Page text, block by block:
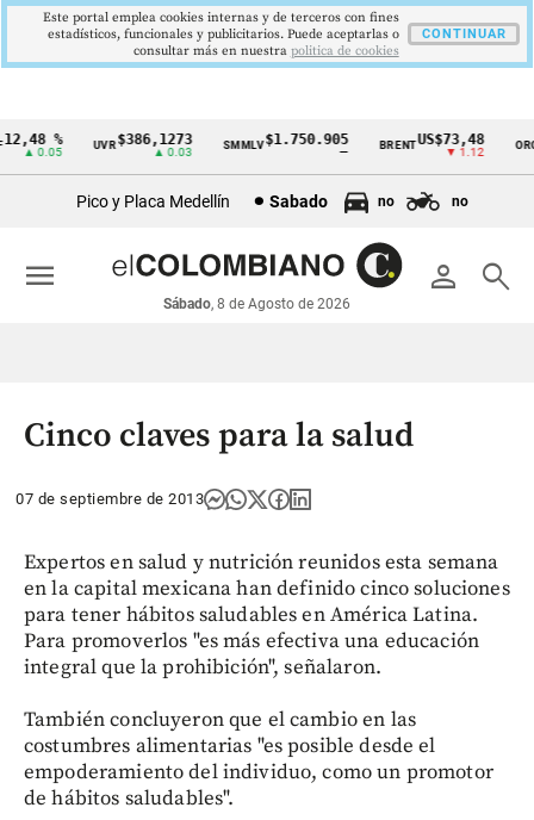
Cintillo
económicos
Colombia
%
▲ 0.05
UVR$386,1273
▲ 0.03
SMMLV$1.750.905 BRENTUS$73,48
▼ 1.12
ORO
Pico y Placa Medellín Sabado no no
person search
Sábado, 8 de Agosto de 2026
menu
Cinco claves para la salud
07 de septiembre de 2013
Expertos en salud y nutrición reunidos esta semana
en la capital mexicana han definido cinco soluciones
para tener hábitos saludables en América Latina.
Para promoverlos "es más efectiva una educación
integral que la prohibición", señalaron.
También concluyeron que el cambio en las
costumbres alimentarias "es posible desde el
empoderamiento del individuo, como un promotor
de hábitos saludables".
Este portal emplea cookies internas y de terceros con fines
estadísticos, funcionales y publicitarios. Puede aceptarlas o
consultar más en nuestra politica de cookies
CONTINUAR